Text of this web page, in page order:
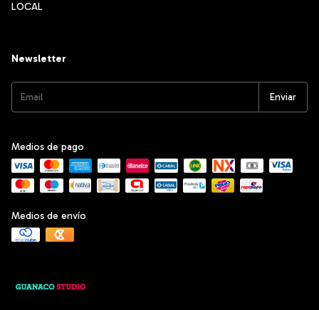
LOCAL
Newsletter
Medios de pago
Medios de envío